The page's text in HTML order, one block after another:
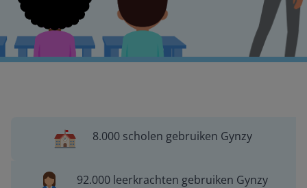
8.000 scholen gebruiken Gynzy
92.000 leerkrachten gebruiken Gynzy